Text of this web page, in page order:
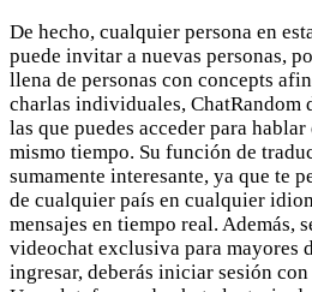
De hecho, cualquier persona en
puede invitar a nuevas personas,
llena de personas con concepts
charlas individuales, ChatRandom
las que puedes acceder para
mismo tiempo. Su función de
sumamente interesante, ya que te
de cualquier país en cualquier
mensajes en tiempo real. Además,
videochat exclusiva para mayores
ingresar, deberás iniciar sesión